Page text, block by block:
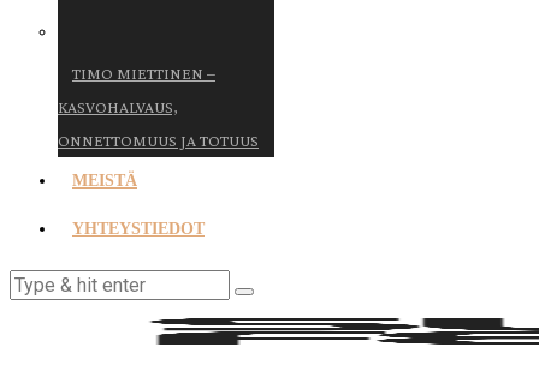
TIMO MIETTINEN –
KASVOHALVAUS,
ONNETTOMUUS JA TOTUUS
MEISTÄ
YHTEYSTIEDOT